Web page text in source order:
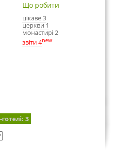
Що робити
цікаве 3
церкви 1
монастирі 2
звіти 4new
готелі: 3